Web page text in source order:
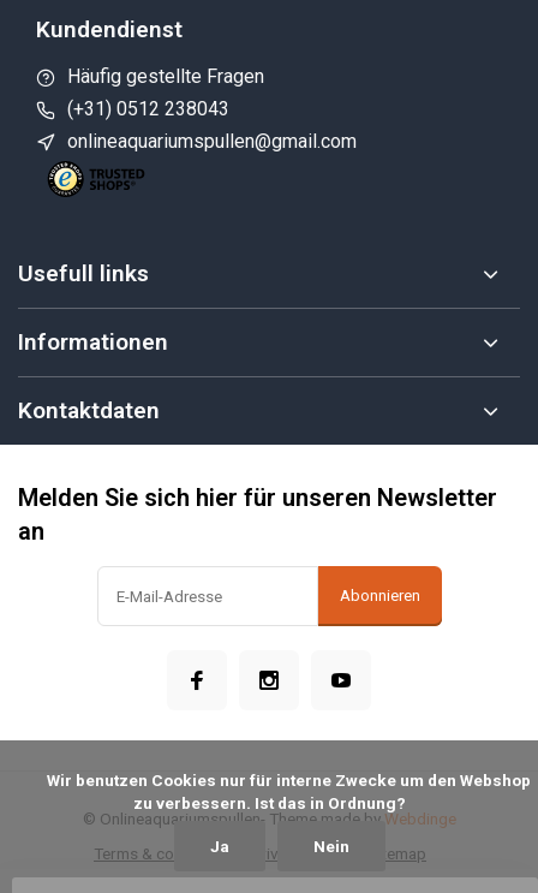
Kundendienst
Häufig gestellte Fragen
(+31) 0512 238043
onlineaquariumspullen@gmail.com
Usefull links
Informationen
Kontaktdaten
Melden Sie sich hier für unseren Newsletter
an
Abonnieren
Terms & conditions Privacy Policy Sitemap
© Onlineaquariumspullen- Theme made by Webdinge
zu verbessern. Ist das in Ordnung?
Ja Nein